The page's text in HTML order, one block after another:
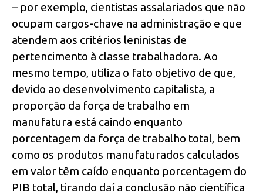
– por exemplo, cientistas assalariados que não
ocupam cargos-chave na administração e que
atendem aos critérios leninistas de
pertencimento à classe trabalhadora. Ao
mesmo tempo, utiliza o fato objetivo de que,
devido ao desenvolvimento capitalista, a
proporção da força de trabalho em
manufatura está caindo enquanto
porcentagem da força de trabalho total, bem
como os produtos manufaturados calculados
em valor têm caído enquanto porcentagem do
PIB total, tirando daí a conclusão não científica